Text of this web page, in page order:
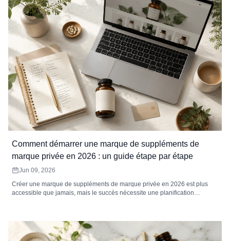
Comment démarrer une marque de suppléments de
marque privée en 2026 : un guide étape par étape
Jun 09, 2026
Créer une marque de suppléments de marque privée en 2026 est plus
accessible que jamais, mais le succès nécessite une planification
vente et le lancement de votre premier produit. Comprend des données
de prix réelles, des calculs de marge et une liste de contrôle complète de